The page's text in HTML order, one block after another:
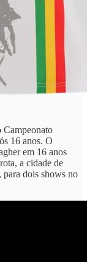
Campeonato
16 anos. O
em 16 anos
a cidade de
para dois shows no